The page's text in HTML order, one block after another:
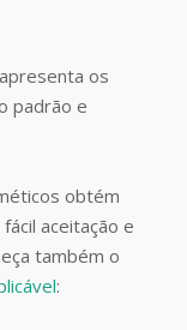
apresenta os
padrão e
obtém
aceitação e
também o
: